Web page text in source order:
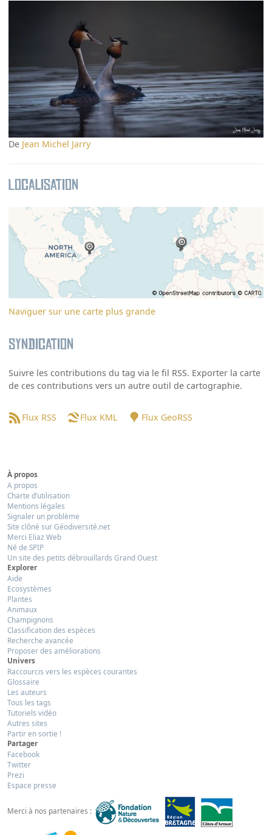
De Jean Michel Jarry
Localisation
Naviguer sur une carte plus grande
Syndication
Suivre les contributions du tag via le fil RSS. Exporter la carte
de ces contributions vers un autre outil de cartographie.
Flux RSS Flux KML Flux GeoRSS
À propos
A propos
Charte d’utilisation
Mentions légales
Signaler un problème
Site clôné sur Géodiversité.net
Merci Eliaz Web
Né de SPIP
Un site des petits débrouillards Grand Ouest
Explorer
Aide
Ecosystèmes
Plantes
Animaux
Champignons
Classification des espèces
Recherche avancée
Proposer des améliorations
Univers
Raccourcis vers les espèces courantes
Glossaire
Les auteurs
Tous les tags
Tutoriels vidéo
Autres sites
Partir en sortie !
Partager
Facebook
Twitter
Prezi
Espace presse
Merci à nos partenaires :